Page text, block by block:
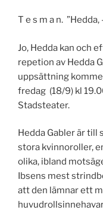
T e s m a n. ”Hedda,
Jo, Hedda kan och
repetion av Hedda
uppsättning
fredag (18/9) kl
Stadsteater.
Hedda Gabler är till
stora kvinnoroller,
olika, ibland
Ibsens mest
att den lämnar ett